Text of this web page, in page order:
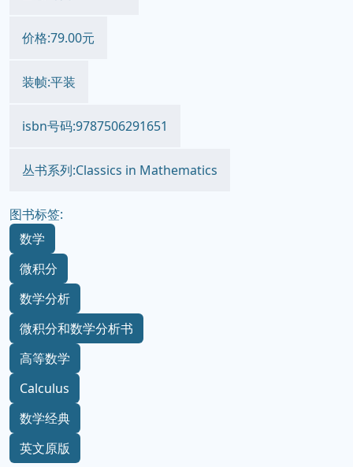
价格:79.00元
装帧:平装
isbn号码:9787506291651
丛书系列:Classics in Mathematics
图书标签:
数学
微积分
数学分析
微积分和数学分析书
高等数学
Calculus
数学经典
英文原版